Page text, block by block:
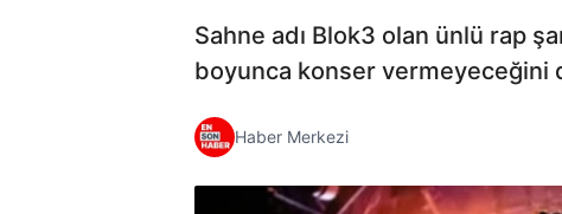
Sahne adı Blok3 olan ünlü rap
boyunca konser vermeyeceğini
Haber Merkezi